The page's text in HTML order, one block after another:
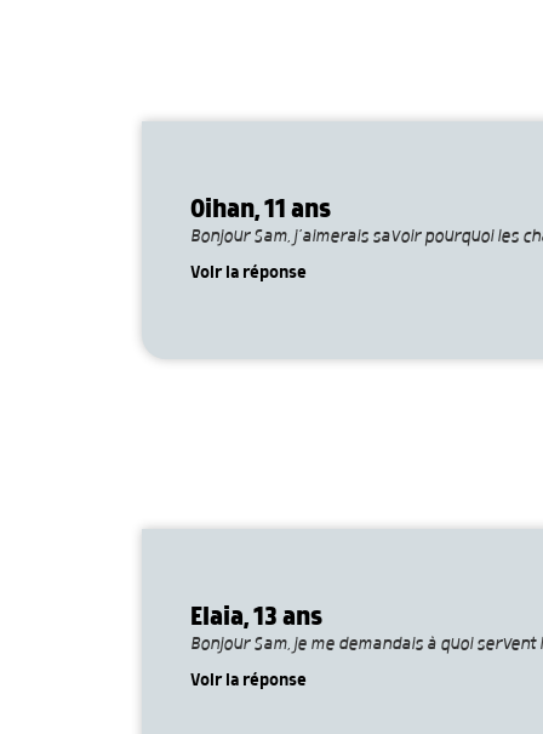
Oihan, 11 ans
Bonjour Sam, j’aimerais savoir pourquoi les
Voir la réponse
Elaia, 13 ans
Bonjour Sam, je me demandais à quoi servent
Voir la réponse